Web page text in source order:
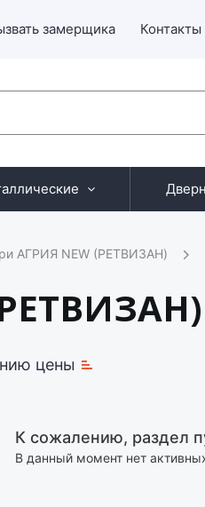
замерщика Контакты
АГРИЯ NEW (РЕТВИЗАН)
цены
К сожалению, раздел
В данный момент нет